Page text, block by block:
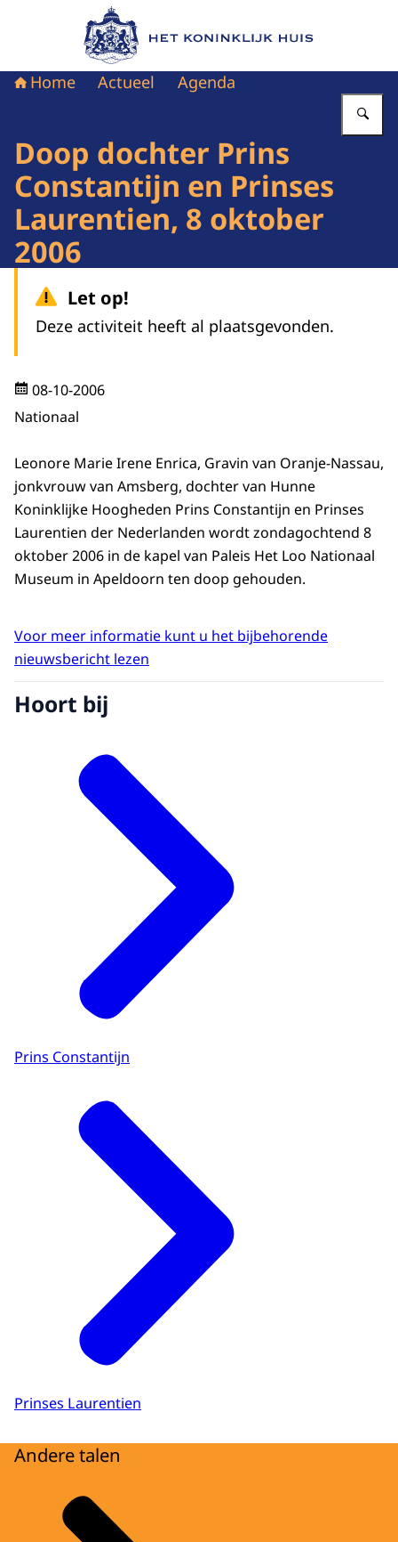
Naar de homepage van Het Koninklijk Huis
Home Actueel Agenda
Doop dochter Prins
Constantijn en Prinses
Laurentien, 8 oktober
2006
Let op!
Deze activiteit heeft al plaatsgevonden.
08-10-2006
Nationaal
Leonore Marie Irene Enrica, Gravin van Oranje-Nassau,
jonkvrouw van Amsberg, dochter van Hunne
Koninklijke Hoogheden Prins Constantijn en Prinses
Laurentien der Nederlanden wordt zondagochtend 8
oktober 2006 in de kapel van Paleis Het Loo Nationaal
Museum in Apeldoorn ten doop gehouden.
Voor meer informatie kunt u het bijbehorende
nieuwsbericht lezen
Hoort bij
Prins Constantijn
Prinses Laurentien
Andere talen